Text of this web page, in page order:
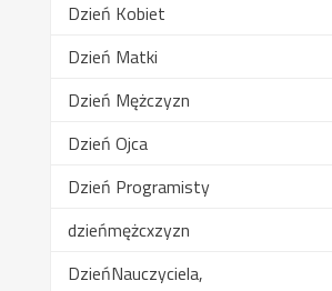
Dzień Kobiet
Dzień Matki
Dzień Mężczyzn
Dzień Ojca
Dzień Programisty
dzieńmężcxzyzn
DzieńNauczyciela,